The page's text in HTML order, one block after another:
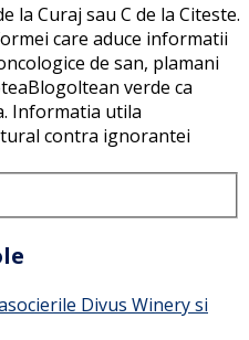
la Curaj sau C de la Citeste.
care aduce informatii
de san, plamani
verde ca
Informatia utila
contra ignorantei